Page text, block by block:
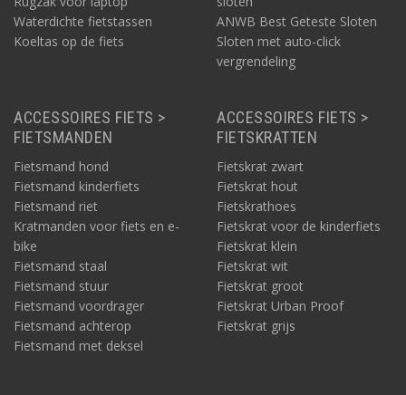
Waterdichte fietstassen
Koeltas op de fiets
ANWB Best Geteste Sloten
Sloten met auto-click
vergrendeling
ACCESSOIRES FIETS >
FIETSMANDEN
Fietsmand hond
Fietsmand kinderfiets
Fietsmand riet
Kratmanden voor fiets en e-
bike
Fietsmand staal
Fietsmand stuur
Fietsmand voordrager
Fietsmand achterop
Fietsmand met deksel
ACCESSOIRES FIETS >
FIETSKRATTEN
Fietskrat zwart
Fietskrat hout
Fietskrathoes
Fietskrat voor de kinderfiets
Fietskrat klein
Fietskrat wit
Fietskrat groot
Fietskrat Urban Proof
Fietskrat grijs